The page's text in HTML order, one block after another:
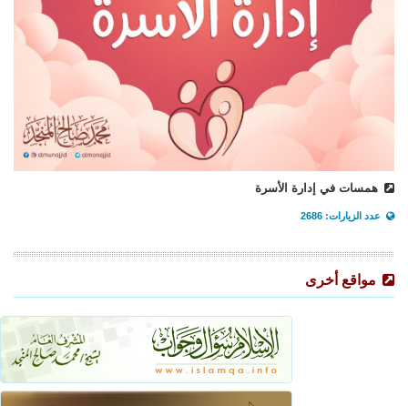
همسات في إدارة الأسرة
عدد الزيارات: 2686
مواقع أخرى